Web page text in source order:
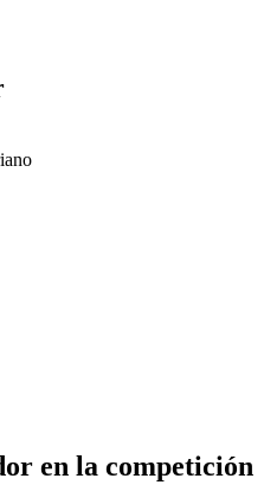
en la competición